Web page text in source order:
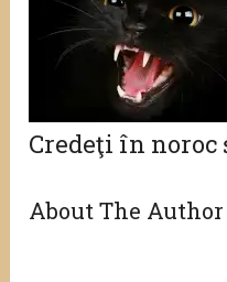
Credeţi în
About The Author